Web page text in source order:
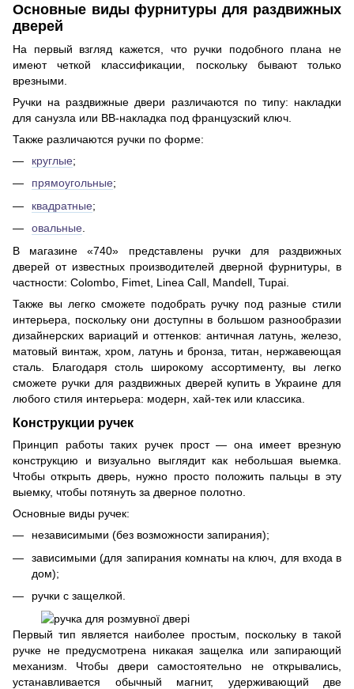
Основные виды фурнитуры для раздвижных
дверей
На первый взгляд кажется, что ручки подобного плана не
имеют четкой классификации, поскольку бывают только
врезными.
Ручки на раздвижные двери различаются по типу: накладки
для санузла или BB-накладка под французский ключ.
Также различаются ручки по форме:
круглые;
прямоугольные;
квадратные;
овальные
В магазине «740» представлены ручки для раздвижных
дверей от известных производителей дверной фурнитуры, в
частности: Colombo, Fimet, Linea Call, Mandell, Tupai.
Также вы легко сможете подобрать ручку под разные стили
интерьера, поскольку они доступны в большом разнообразии
дизайнерских вариаций и оттенков: античная латунь, железо,
матовый винтаж, хром, латунь и бронза, титан, нержавеющая
сталь. Благодаря столь широкому ассортименту, вы легко
сможете ручки для раздвижных дверей купить в Украине для
любого стиля интерьера: модерн, хай-тек или классика.
Конструкции ручек
Принцип работы таких ручек прост — она имеет врезную
конструкцию и визуально выглядит как небольшая выемка.
Чтобы открыть дверь, нужно просто положить пальцы в эту
выемку, чтобы потянуть за дверное полотно.
Основные виды ручек:
независимыми (без возможности запирания);
зависимыми (для запирания комнаты на ключ, для входа в
дом);
ручки с защелкой.
Первый тип является наиболее простым, поскольку в такой
ручке не предусмотрена никакая защелка или запирающий
механизм. Чтобы двери самостоятельно не открывались,
устанавливается обычный магнит, удерживающий две